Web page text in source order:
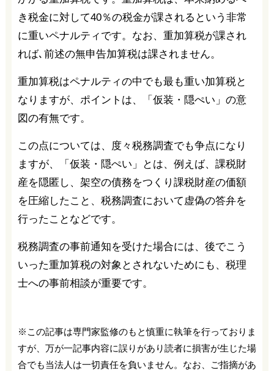
き税金に対して40％の税金が課されるという非常
に重いペナルティです。なお、重加算税が課され
れば､前述の無申告加算税は課されません。
重加算税はペナルティの中でも最も重い加算税と
なりますが、ポイントは、「仮装・隠ぺい」の意
図の有無です。
この点については、度々税務調査でも争点になり
ますが、「仮装・隠ぺい」とは、例えば、課税財
産を隠匿し、架空の債務をつくり課税財産の価額
を圧縮したこと、税務調査において虚偽の答弁を
行ったことなどです。
税務調査の事前通知を受けた場合には、後でこう
いった重加算税の対象とされないためにも、税理
士への事前相談が重要です。
※この記事は専門家監修のもと慎重に執筆を行っておりま
すが、万が一記事内容に誤りがあり読者に損害が生じた場
合でも当法人は一切責任を負いません。なお、ご指摘があ